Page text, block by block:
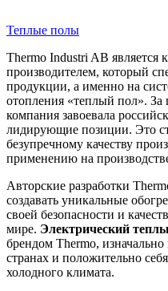
Теплые полы
Thermo Industri AB
производителем, который
продукции, а именно на
отопления «теплый пол». За
компания завоевала
лидирующие позиции. Это
безупречному качеству
применению на
Авторские разработки
создавать уникальные
своей безопасности и
мире. Электрический
брендом Thermo,
странах и положительно
холодного климата.